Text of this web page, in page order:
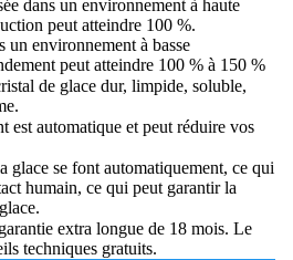
dans un environnement à haute
peut atteindre 100 %.
un environnement à basse
peut atteindre 100 % à 150 %
de glace dur, limpide, soluble,
est automatique et peut réduire vos
glace se font automatiquement, ce qui
humain, ce qui peut garantir la
extra longue de 18 mois. Le
techniques gratuits.